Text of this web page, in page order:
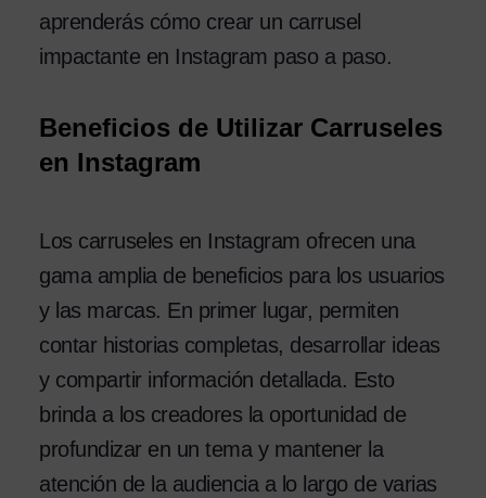
aprenderás cómo crear un carrusel
impactante en Instagram paso a paso.
Beneficios de Utilizar Carruseles
en Instagram
Los carruseles en Instagram ofrecen una
gama amplia de beneficios para los usuarios
y las marcas. En primer lugar, permiten
contar historias completas, desarrollar ideas
y compartir información detallada. Esto
brinda a los creadores la oportunidad de
profundizar en un tema y mantener la
atención de la audiencia a lo largo de varias